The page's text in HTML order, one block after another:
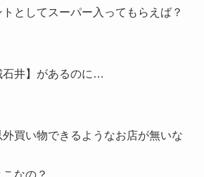
としてスーパー入ってもらえば？
石井】があるのに…
買い物できるようなお店が無いな